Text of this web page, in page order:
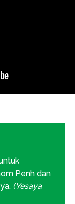
Penh dan
(Yesaya